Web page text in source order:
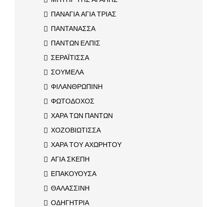
ΠΑΝΑΓΙΑ ΑΓΙΑ ΤΡΙΑΣ
ΠΑΝΤΑΝΑΣΣΑ
ΠΑΝΤΩΝ ΕΛΠΙΣ
ΣΕΡΑΪΤΙΣΣΑ
ΣΟΥΜΕΛΑ
ΦΙΛΑΝΘΡΩΠΙΝΗ
ΦΩΤΟΔΟΧΟΣ
ΧΑΡΑ ΤΩΝ ΠΑΝΤΩΝ
ΧΟΖΟΒΙΩΤΙΣΣΑ
ΧΑΡΑ ΤΟΥ ΑΧΩΡΗΤΟΥ
ΑΓΙΑ ΣΚΕΠΗ
ΕΠΑΚΟΥΟΥΣΑ
ΘΑΛΑΣΣΙΝΗ
ΟΔΗΓΗΤΡΙΑ